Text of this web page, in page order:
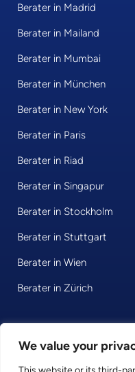
We value your
Berater in Madrid
Berater in Mailand
Berater in Mumbai
Berater in München
Berater in New York
Berater in Paris
Berater in Riad
Berater in Singapur
Berater in Stockholm
Berater in Stuttgart
Berater in Wien
Berater in Zürich
© 2026 • Consultport